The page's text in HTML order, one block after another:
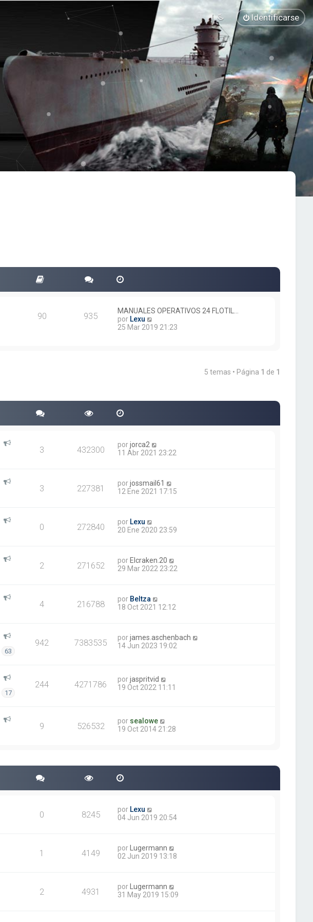
Identificarse
90 935
MANUALES OPERATIVOS 24 FLOTIL…
por Lexu
e
e
a
e
25 Mar 2019 21:23
5 temas • Página 1 de 1
3 432300 porjorca2
11 Abr 2021 23:22
3 227381 porjossmail61
12 Ene 2021 17:15
0 272840 por Lexu
20 Ene 2020 23:59
2 271652 por Elcraken.20
29 Mar 2022 23:22
4 216788 por Beltza
18 Oct 2021 12:12
63
942 7383535 porjames.aschenbach
14 Jun 2023 19:02
17
244 4271786 porjaspritvid
19 Oct 2022 11:11
9 526532 por sealowe
19 Oct 2014 21:28
0 8245 por Lexu
04 Jun 2019 20:54
1 4149 por Lugermann
02 Jun 2019 13:18
2 4931 por Lugermann
31 May 2019 15:09